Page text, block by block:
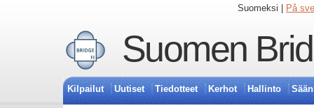
Suomeksi | På
Suomen
Kilpailut Uutiset Tiedotteet Kerhot Hallinto